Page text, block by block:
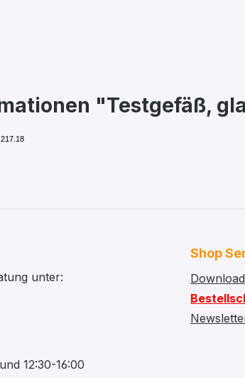
"Testgefäß,
unter:
12:30-16:00
Shop